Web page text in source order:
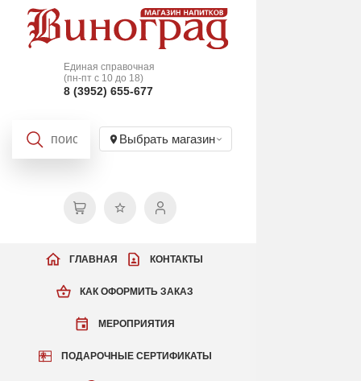
Единая справочная
(пн-пт с 10 до 18)
8 (3952) 655-677
Выбрать магазин
КАК ОФОРМИТЬ ЗАКАЗ
МЕРОПРИЯТИЯ
ПОДАРОЧНЫЕ СЕРТИФИКАТЫ
ГЛАВНАЯ КОНТАКТЫ